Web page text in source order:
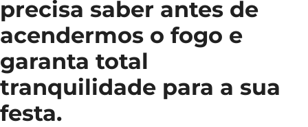
precisa saber antes de
acendermos o fogo e
garanta total
tranquilidade para a sua
festa.